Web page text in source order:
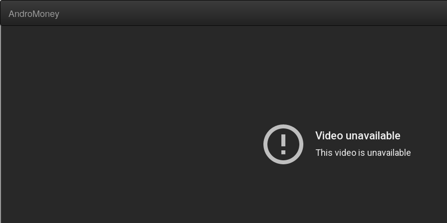
AndroMoney